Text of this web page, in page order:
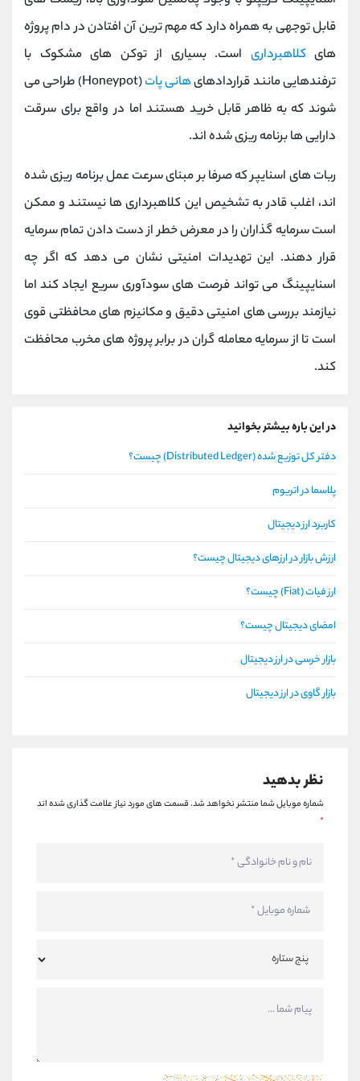
قابل توجهی به همراه دارد که مهم‌ ترین آن افتادن در دام پروژه
‌هایکلاهبرداری است. بسیاری از توکن ‌های مشکوک با
ترفندهایی مانند قراردادهایهانی ‌پات
(Honeypot) طراحی می‌
شوند که به ظاهر قابل خرید هستند اما در واقع برای سرقت
دارایی ‌ها برنامه ‌ریزی شده ‌اند.
ربات ‌های اسنایپر که صرفا بر مبنای سرعت عمل برنامه ‌ریزی شده
‌اند، اغلب قادر به تشخیص این کلاهبرداری ‌ها نیستند و ممکن
است سرمایه‌ گذاران را در معرض خطر از دست دادن تمام سرمایه
قرار دهند. این تهدیدات امنیتی نشان می ‌دهد که اگر چه
اسنایپینگ می ‌تواند فرصت ‌های سودآوری سریع ایجاد کند اما
نیازمند بررسی ‌های امنیتی دقیق و مکانیزم‌ های محافظتی قوی
است تا از سرمایه معامله ‌گران در برابر پروژه‌ های مخرب محافظت
کند.
در این باره بیشتر بخوانید
دفتر کل توزیع شده (Distributed Ledger) چیست؟
پلاسما در اتریوم
کاربرد ارز دیجیتال
ارزش بازار در ارزهای دیجیتال چیست؟
ارز فیات (Fiat) چیست؟
امضای دیجیتال چیست؟
بازار خرسی در ارز دیجیتال
بازار گاوی در ارز دیجیتال
نظر بدهید
شماره موبایل شما منتشر نخواهد شد.قسمت های مورد نیاز علامت گذاری شده اند
*